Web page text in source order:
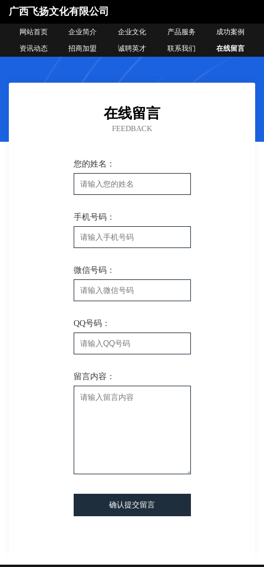
广西飞扬文化有限公司
网站首页 企业简介 企业文化 产品服务
成功案例
资讯动态
招商加盟 诚聘英才 联系我们 在线留言
在线留言
FEEDBACK
您的姓名：
手机号码：
微信号码：
QQ号码：
留言内容：
确认提交留言